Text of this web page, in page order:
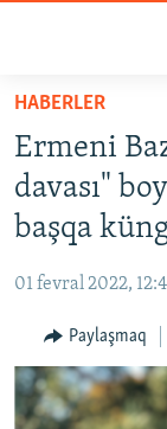
Esas
qaytmaq
Baş
navigatsiyağa
qaytmaq
Qıdıruvğa
SİYASET
İQTİSADİYAT
MEDENİYET
İNSAN AQLARI
VİDEO
HABERLER
Ermeni
davası"
başqa
01 fevral 2022,
Paylaşmaq